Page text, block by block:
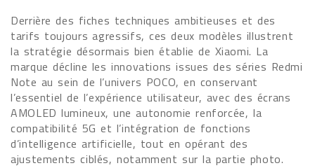
Derrière des fiches techniques ambitieuses et des
tarifs toujours agressifs, ces deux modèles illustrent
la stratégie désormais bien établie de Xiaomi. La
marque décline les innovations issues des séries Redmi
Note au sein de l’univers POCO, en conservant
l’essentiel de l’expérience utilisateur, avec des écrans
AMOLED lumineux, une autonomie renforcée, la
compatibilité 5G et l’intégration de fonctions
d’intelligence artificielle, tout en opérant des
ajustements ciblés, notamment sur la partie photo.